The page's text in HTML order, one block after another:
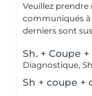
Veuillez prendre
communiqués à
derniers sont
Sh. + Coupe
Sh + coupe +